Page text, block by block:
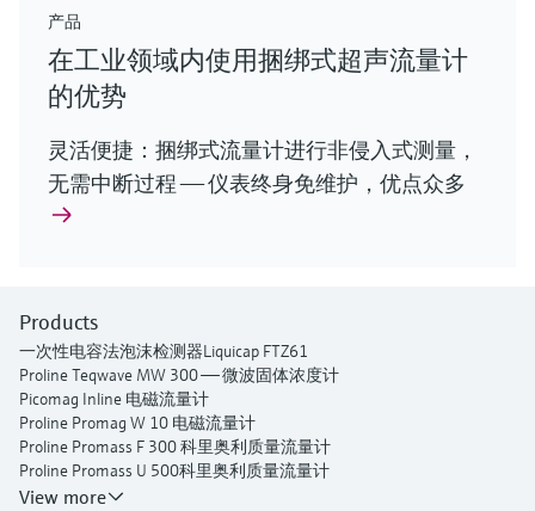
产品
在工业领域内使用捆绑式超声流量计
的优势
灵活便捷：捆绑式流量计进行非侵入式测量，
无需中断过程 —— 仪表终身免维护，优点众多
Products
一次性电容法泡沫检测器Liquicap FTZ61
Proline Teqwave MW 300 —— 微波固体浓度计
Picomag Inline 电磁流量计
Proline Promag W 10 电磁流量计
Proline Promass F 300 科里奥利质量流量计
Proline Promass U 500科里奥利质量流量计
Proline Prosonic Flow P 500捆绑式超声流量计
View more